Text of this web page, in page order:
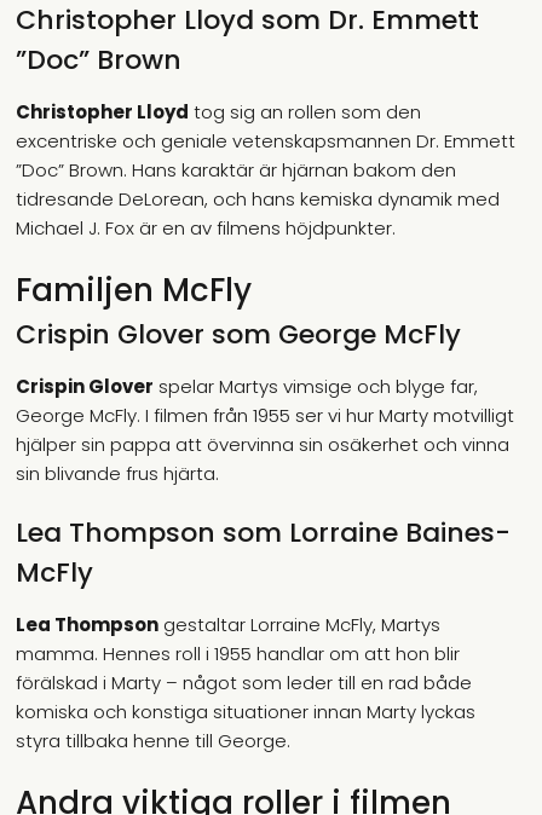
Christopher Lloyd som Dr. Emmett
”Doc” Brown
Christopher Lloyd tog sig an rollen som den
excentriske och geniale vetenskapsmannen Dr. Emmett
”Doc” Brown. Hans karaktär är hjärnan bakom den
tidresande DeLorean, och hans kemiska dynamik med
Michael J. Fox är en av filmens höjdpunkter.
Familjen McFly
Crispin Glover som George McFly
Crispin Glover spelar Martys vimsige och blyge far,
George McFly. I filmen från 1955 ser vi hur Marty motvilligt
hjälper sin pappa att övervinna sin osäkerhet och vinna
sin blivande frus hjärta.
Lea Thompson som Lorraine Baines-
McFly
Lea Thompson gestaltar Lorraine McFly, Martys
mamma. Hennes roll i 1955 handlar om att hon blir
förälskad i Marty – något som leder till en rad både
komiska och konstiga situationer innan Marty lyckas
styra tillbaka henne till George.
Andra viktiga roller i filmen